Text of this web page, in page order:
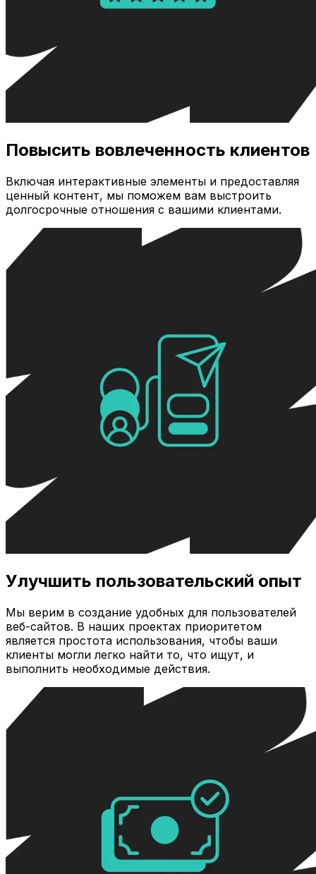
Повысить вовлеченность клиентов
Включая интерактивные элементы и предоставляя
ценный контент, мы поможем вам выстроить
долгосрочные отношения с вашими клиентами.
Улучшить пользовательский опыт
Мы верим в создание удобных для пользователей
веб-сайтов. В наших проектах приоритетом
является простота использования, чтобы ваши
клиенты могли легко найти то, что ищут, и
выполнить необходимые действия.